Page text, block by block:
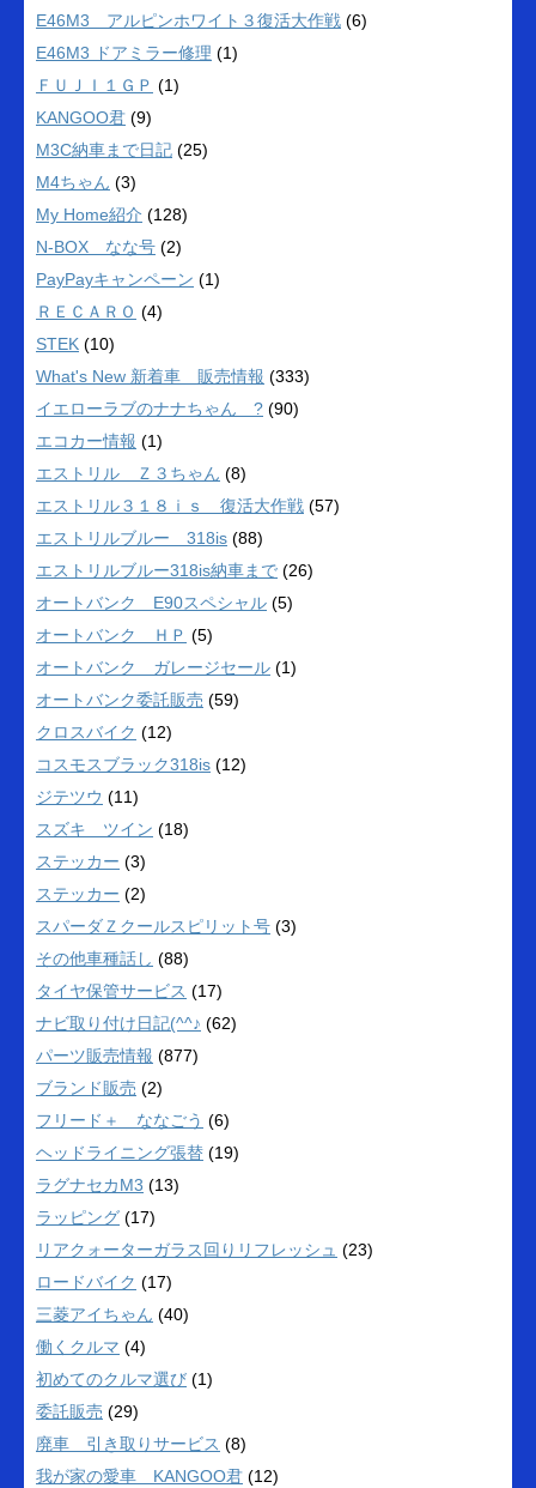
E46M3 アルピンホワイト３復活大作戦 (6)
E46M3 ドアミラー修理 (1)
ＦＵＪＩ１ＧＰ (1)
KANGOO君 (9)
M3C納車まで日記 (25)
M4ちゃん (3)
My Home紹介 (128)
N-BOX なな号 (2)
PayPayキャンペーン (1)
ＲＥＣＡＲＯ (4)
STEK (10)
What's New 新着車 販売情報 (333)
イエローラブのナナちゃん ? (90)
エコカー情報 (1)
エストリル Ｚ３ちゃん (8)
エストリル３１８ｉｓ 復活大作戦 (57)
エストリルブルー 318is (88)
エストリルブルー318is納車まで (26)
オートバンク E90スペシャル (5)
オートバンク ＨＰ (5)
オートバンク ガレージセール (1)
オートバンク委託販売 (59)
クロスバイク (12)
コスモスブラック318is (12)
ジテツウ (11)
スズキ ツイン (18)
ステッカー (3)
ステッカー (2)
スパーダＺクールスピリット号 (3)
その他車種話し (88)
タイヤ保管サービス (17)
ナビ取り付け日記(^^♪ (62)
パーツ販売情報 (877)
ブランド販売 (2)
フリード＋ ななごう (6)
ヘッドライニング張替 (19)
ラグナセカM3 (13)
ラッピング (17)
リアクォーターガラス回りリフレッシュ (23)
ロードバイク (17)
三菱アイちゃん (40)
働くクルマ (4)
初めてのクルマ選び (1)
委託販売 (29)
廃車 引き取りサービス (8)
我が家の愛車 KANGOO君 (12)